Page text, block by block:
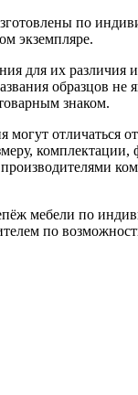
по
экземпляре.
для их различия
образцов не
знаком.
могут отличаться
комплектации,
мебели по
по